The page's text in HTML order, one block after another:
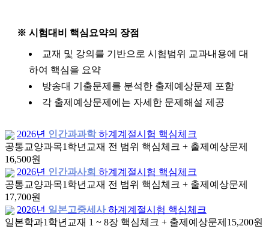
※ 시험대비 핵심요약의 장점
교재 및 강의를 기반으로 시험범위 교과내용에 대
하여 핵심을 요약
방송대 기출문제를 분석한 출제예상문제 포함
각 출제예상문제에는 자세한 문제해설 제공
2026년 인간과과학하계계절시험 핵심체크
공통교양과목1학년 교재 전 범위 핵심체크 + 출제예상문제
16,500원
2026년 인간과사회 하계계절시험 핵심체크
공통교양과목1학년 교재 전 범위 핵심체크 + 출제예상문제
17,700원
2026년 일본고중세사하계계절시험 핵심체크
일본학과1학년 교재 1 ~ 8장 핵심체크 + 출제예상문제 15,200원